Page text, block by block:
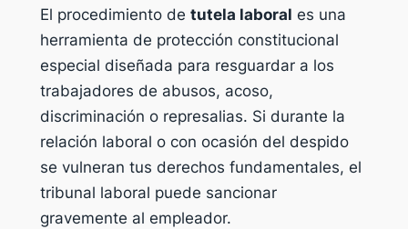
El procedimiento de tutela laboral es una
herramienta de protección constitucional
especial diseñada para resguardar a los
trabajadores de abusos, acoso,
discriminación o represalias. Si durante la
relación laboral o con ocasión del despido
se vulneran tus derechos fundamentales, el
tribunal laboral puede sancionar
gravemente al empleador.